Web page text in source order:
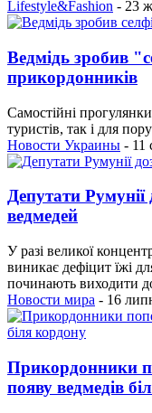
Lifestyle&Fashion - 23
Ведмідь зробив
прикордонників
Самостійні
туристів, так і для
Новости Украины - 11
Депутати Румунії
ведмедей
У разі великої
виникає дефіцит їжі
починають виходити
Новости мира - 16
Прикордонники
появу ведмедів